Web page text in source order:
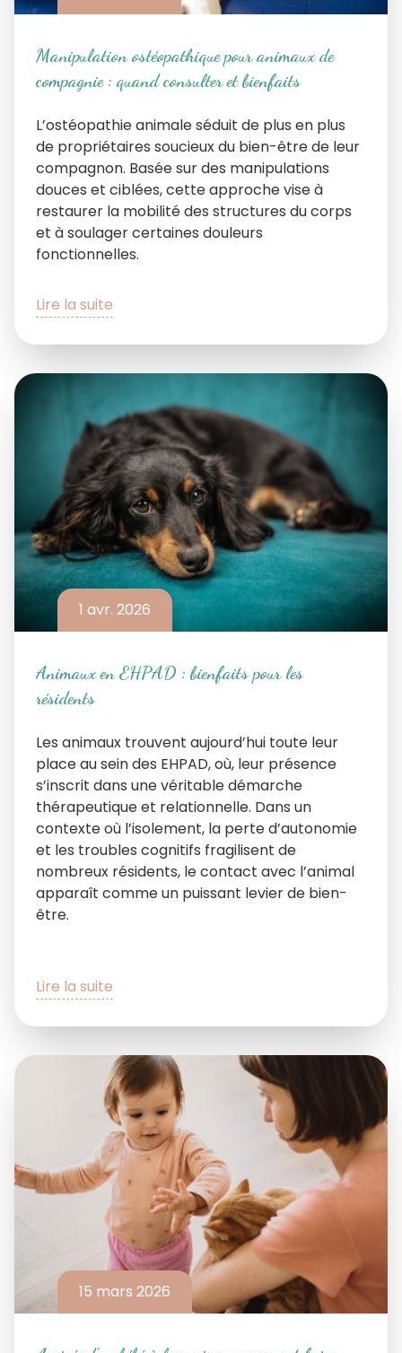
Manipulation ostéopathique pour animaux de
compagnie : quand consulter et bienfaits
L’ostéopathie animale séduit de plus en plus
de propriétaires soucieux du bien-être de leur
compagnon. Basée sur des manipulations
douces et ciblées, cette approche vise à
restaurer la mobilité des structures du corps
et à soulager certaines douleurs
fonctionnelles.
Lire la suite
1 avr. 2026
Animaux en EHPAD : bienfaits pour les
résidents
Les animaux trouvent aujourd’hui toute leur
place au sein des EHPAD, où, leur présence
s’inscrit dans une véritable démarche
thérapeutique et relationnelle. Dans un
contexte où l’isolement, la perte d’autonomie
et les troubles cognitifs fragilisent de
nombreux résidents, le contact avec l’animal
apparaît comme un puissant levier de bien-
être.
Lire la suite
15 mars 2026